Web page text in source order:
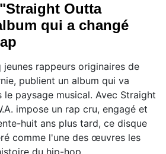
Outta
qui a changé
rappeurs originaires de
publient un album qui va
le paysage musical. Avec Straight
impose un rap cru, engagé et
huit ans plus tard, ce disque
comme l'une des œuvres les